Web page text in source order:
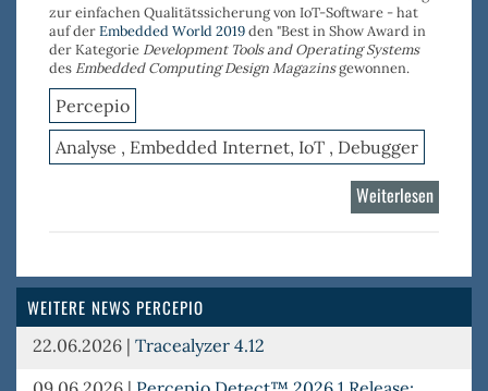
zur einfachen Qualitätssicherung von IoT-Software - hat
auf derEmbedded World 2019den "Best in Show Award in
der Kategorie Development Tools and Operating Systems
des Embedded Computing Design Magazinsgewonnen.
Percepio
Analyse , Embedded Internet, IoT , Debugger
Weiterlesen
WEITERE NEWS PERCEPIO
22.06.2026 | Tracealyzer 4.12